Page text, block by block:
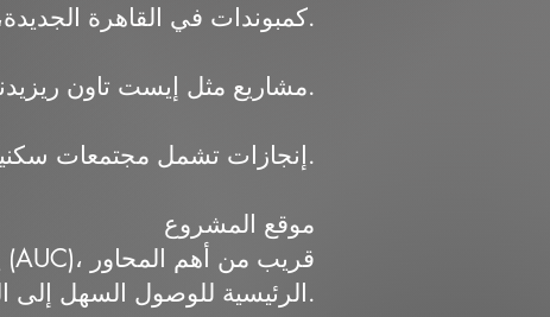
كمبوندات في القاهرة الجديدة، أكتوبر، والساحل الشمالي.
مشاريع مثل إيست تاون ريزيدنس كمرحلة ضمن المجمع الأكبر.
إنجازات تشمل مجتمعات سكنية متكاملة بتصاميم عصرية.
موقع المشروع
الرئيسية للوصول السهل إلى القاهرة الجديدة والعاصمة الإدارية.